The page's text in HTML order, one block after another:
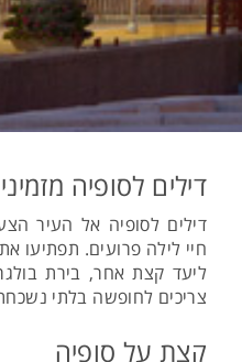
דילים לסופיה
דילים לסופיה אל העיר
חיי לילה פרועים. תפתיעו
ליעד קצת אחר, בירת
צריכים לחופשה בלתי
קצת על סופיה